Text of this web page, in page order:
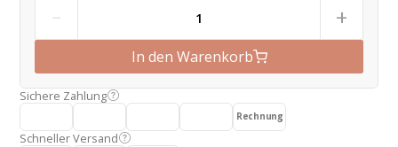
- +
In den Warenkorb
Sichere Zahlung
Rechnung
Schneller Versand